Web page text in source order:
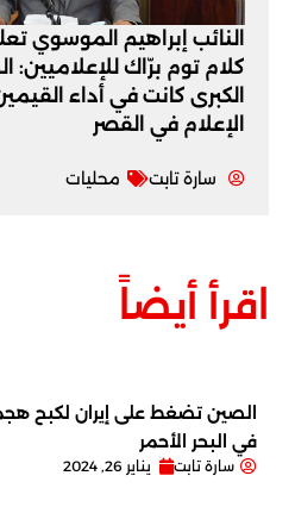
النائب إبراهيم الموسوي
كلام توم برّاك للإعلاميين:
الكبرى كانت في أداء
‏الإعلام في القصر
سارة تابت محليات
اقرأ أيضاً
الصين تضغط على إيران لكبح
في البحر الأحمر
سارة تابت يناير 26, 2024